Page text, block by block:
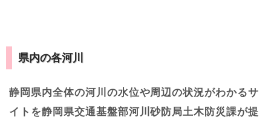
県内の各河川
静岡県内全体の河川の水位や周辺の状況がわかるサ
イトを静岡県交通基盤部河川砂防局土木防災課が提